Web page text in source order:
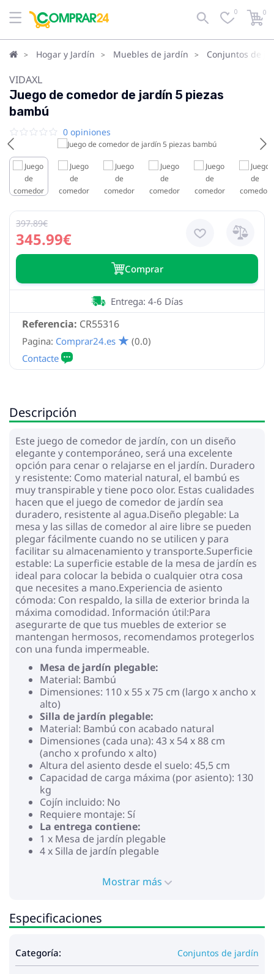
0 0
Hogar y Jardín Muebles de jardín Conjuntos de
VIDAXL
Juego de comedor de jardín 5 piezas
bambú
0 opiniones
345.99€
397.89€
Сomprar
Referencia: CR55316
Entrega: 4-6 Días
Pagina: Comprar24.es (0.0)
Descripción
Este juego de comedor de jardín, con un diseño
elegante y contemporáneo, será una excelente
opción para cenar o relajarse en el jardín. Duradero
y resistente: Como material natural, el bambú es
muy transpirable y tiene poco olor. Estas cualidades
hacen que el juego de comedor de jardín sea
duradero, resistente al agua.Diseño plegable: La
mesa y las sillas de comedor al aire libre se pueden
plegar fácilmente cuando no se utilicen y para
facilitar su almacenamiento y transporte.Superficie
estable: La superficie estable de la mesa de jardín es
ideal para colocar la bebida o cualquier otra cosa
que necesites a mano.Experiencia de asiento
cómoda: Con respaldo, la silla de exterior brinda la
máxima comodidad. Información útil:Para
asegurarte de que tus muebles de exterior se
mantengan hermosos, recomendamos protegerlos
con una funda impermeable.
Mesa de jardín plegable:
Material: Bambú
Dimensiones: 110 x 55 x 75 cm (largo x ancho x
alto)
Silla de jardín plegable:
Material: Bambú con acabado natural
Dimensiones (cada una): 43 x 54 x 88 cm
(ancho x profundo x alto)
Altura del asiento desde el suelo: 45,5 cm
Capacidad de carga máxima (por asiento): 130
kg
Cojín incluido: No
Requiere montaje: Sí
La entrega contiene:
1 x Mesa de jardín plegable
4 x Silla de jardín plegable
Mostrar más
Especificaciones
Categoría: Conjuntos de jardín